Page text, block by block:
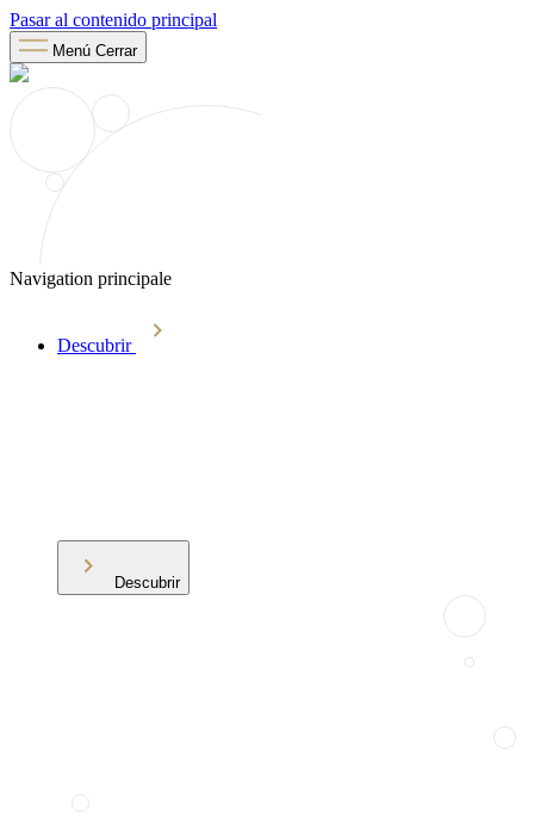
Pasar al contenido principal
Menú Cerrar
Navigation principale
Descubrir
Descubrir